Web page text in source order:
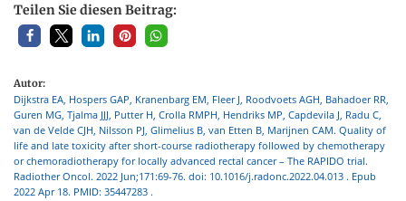
Teilen Sie diesen Beitrag:
Autor:
Dijkstra EA, Hospers GAP, Kranenbarg EM, Fleer J, Roodvoets AGH, Bahadoer RR,
Guren MG, Tjalma JJJ, Putter H, Crolla RMPH, Hendriks MP, Capdevila J, Radu C,
van de Velde CJH, Nilsson PJ, Glimelius B, van Etten B, Marijnen CAM. Quality of
life and late toxicity after short-course radiotherapy followed by chemotherapy
or chemoradiotherapy for locally advanced rectal cancer – The RAPIDO trial.
Radiother Oncol. 2022 Jun;171:69-76. doi: 10.1016/j.radonc.2022.04.013 . Epub
2022 Apr 18. PMID: 35447283 .